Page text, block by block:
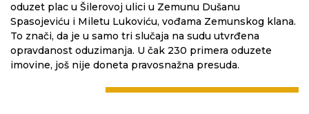
oduzet plac u Šilerovoj ulici u Zemunu Dušanu
Spasojeviću i Miletu Lukoviću, vođama Zemunskog klana.
To znači, da je u samo tri slučaja na sudu utvrđena
opravdanost oduzimanja. U čak 230 primera oduzete
imovine, još nije doneta pravosnažna presuda.